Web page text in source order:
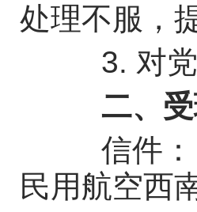
处理不服，
3. 对
二、
信件：
民用航空西